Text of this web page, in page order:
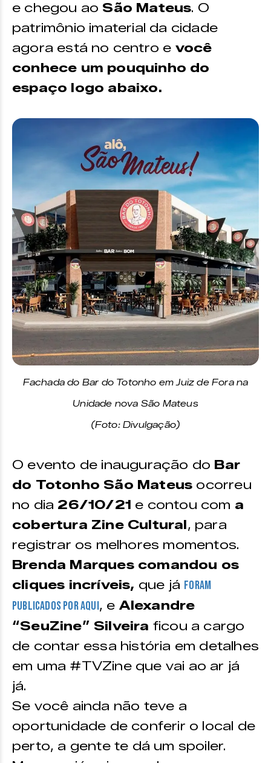
e chegou ao São Mateus. O
patrimônio imaterial da cidade
agora está no centro e você
conhece um pouquinho do
espaço logo abaixo.
Fachada do Bar do Totonho em Juiz de Fora na
Unidade nova São Mateus
(Foto: Divulgação)
O evento de inauguração do Bar
do Totonho São Mateus ocorreu
no dia 26/10/21 e contou com a
cobertura Zine Cultural, para
registrar os melhores momentos.
Brenda Marques comandou os
cliques incríveis, que já foram
publicados por aqui, e Alexandre
“SeuZine” Silveira ficou a cargo
de contar essa história em detalhes
em uma #TVZine que vai ao ar já
já.
Se você ainda não teve a
oportunidade de conferir o local de
perto, a gente te dá um spoiler.